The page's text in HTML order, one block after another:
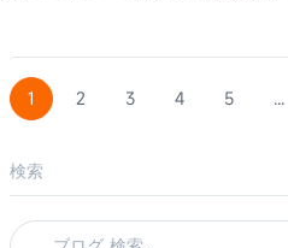
1 2 3 4 5 ...
検索